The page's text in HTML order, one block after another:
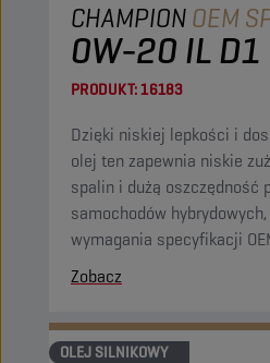
CHAMPIONOEM
0W-20 IL D1
PRODUKT:16183
Dzięki niskiej lepkości i
olej ten zapewnia niskie
spalin i dużą oszczędność
samochodów
wymagania specyfikacji
Zobacz
OLEJ SILNIKOWY